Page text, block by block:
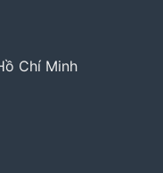
Chí Minh